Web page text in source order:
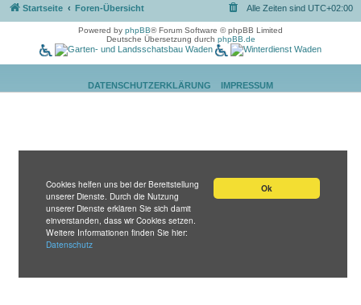
Ok
Cookies helfen uns bei der Bereitstellung
unserer Dienste. Durch die Nutzung
unserer Dienste erklären Sie sich damit
einverstanden, dass wir Cookies setzen.
Weitere Informationen finden Sie hier:
Datenschutz
Startseite Foren-Übersicht Alle Zeiten sind UTC+02:00
Powered by phpBB® Forum Software © phpBB Limited
Deutsche Übersetzung durch phpBB.de
DATENSCHUTZERKLÄRUNG IMPRESSUM